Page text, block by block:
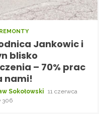
Jankowic i
blisko
– 70% prac
nami!
Sokołowski 11 czerwca
306